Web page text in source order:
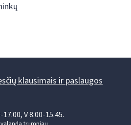
klausimais ir paslaugos
V 8.00-15.45.